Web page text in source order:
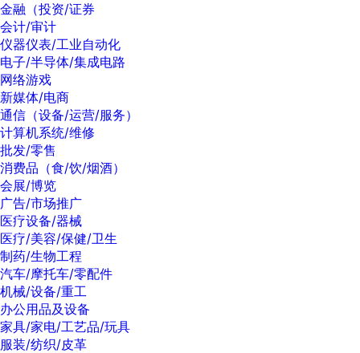
金融（投资/证券
会计/审计
仪器仪表/工业自动化
电子/半导体/集成电路
网络游戏
新媒体/电商
通信（设备/运营/服务）
计算机系统/维修
批发/零售
消费品（食/饮/烟酒）
会展/博览
广告/市场推广
医疗设备/器械
医疗/美容/保健/卫生
制药/生物工程
汽车/摩托车/零配件
机械/设备/重工
办公用品及设备
家具/家电/工艺品/玩具
服装/纺织/皮革